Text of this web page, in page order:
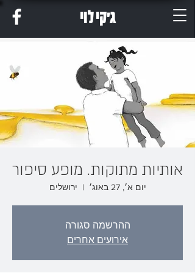
ג'קי לוי
אותיות מתוקות. מופע סיפור
יום א׳, 27 באוג׳
  |
ירושלים
ההרשמה סגורה
אירועים אחרים